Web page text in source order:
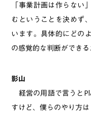
「事業計画は作らない
むということを決めず
います。具体的にどの
の感覚的な判断ができ
影山
経営の用語で言うと
すけど、僕らのやり方